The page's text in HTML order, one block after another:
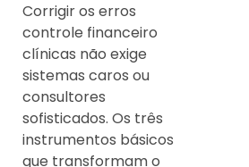
Corrigir os erros
controle financeiro
clínicas não exige
sistemas caros ou
consultores
sofisticados. Os três
instrumentos básicos
que transformam o